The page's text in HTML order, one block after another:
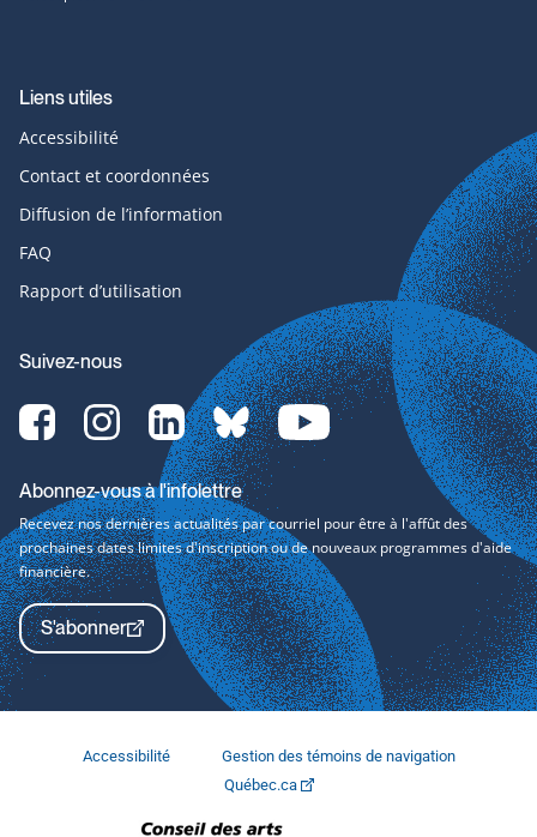
Liens utiles
Accessibilité
Contact et coordonnées
Diffusion de l’information
FAQ
Rapport d’utilisation
Suivez-nous
Facebook-
svg
Instagram-
svg
LinkedIn-
svg
bluesky-
svg
YouTube-
svg
Abonnez-vous à l'infolettre
Recevez nos dernières actualités par courriel pour être à l'affût des
prochaines dates limites d'inscription ou de nouveaux programmes d'aide
financière.
S'abonner
Accessibilité
Gestion des témoins de navigation
Québec.ca